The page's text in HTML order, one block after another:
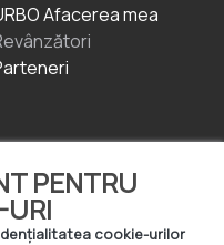
PENTRU
URI
cookie-urilor
Afacerea mea